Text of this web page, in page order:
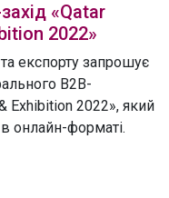
«Qatar
2022»
експорту запрошує
В2В-
Exhibition 2022», який
онлайн-форматі.